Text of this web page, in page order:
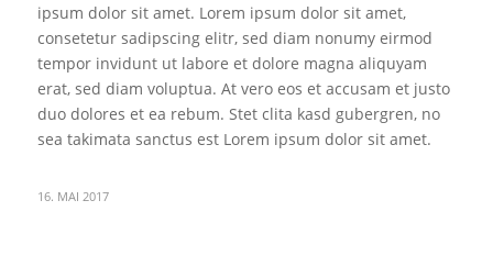
ipsum dolor sit amet. Lorem ipsum dolor sit amet,
consetetur sadipscing elitr, sed diam nonumy eirmod
tempor invidunt ut labore et dolore magna aliquyam
erat, sed diam voluptua. At vero eos et accusam et justo
duo dolores et ea rebum. Stet clita kasd gubergren, no
sea takimata sanctus est Lorem ipsum dolor sit amet.
16. MAI 2017